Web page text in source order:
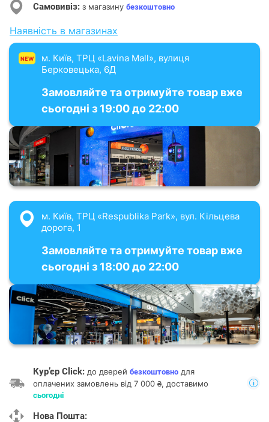
Самовивіз: з магазину безкоштовно
Наявність в магазинах
NEW
м. Київ, ТРЦ «Lavina Mall», вулиця
Берковецька, 6Д
Замовляйте та отримуйте товар вже
сьогодні з 19:00 до 22:00
м. Київ, ТРЦ «Respublika Park», вул. Кільцева
дорога, 1
Замовляйте та отримуйте товар вже
сьогодні з 18:00 до 22:00
Кур’єр Click: до дверей безкоштовно для
оплачених замовлень від 7 000 ₴, доставимо
сьогодні
Нова Пошта: